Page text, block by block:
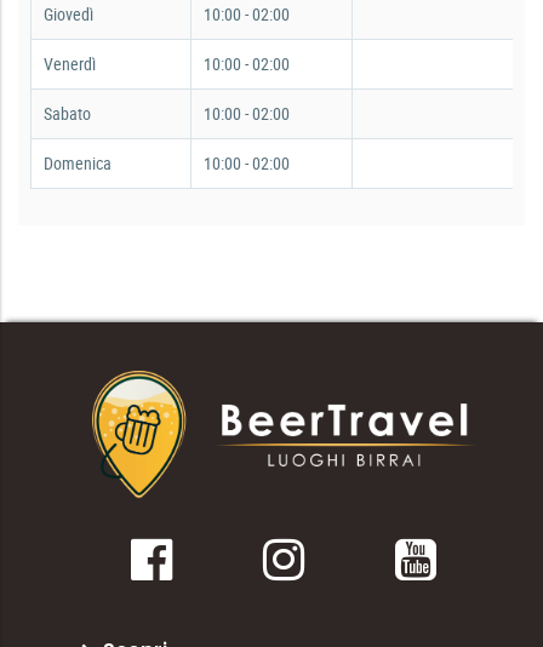
Giovedì 10:00 - 02:00
Venerdì 10:00 - 02:00
Sabato 10:00 - 02:00
Domenica 10:00 - 02:00